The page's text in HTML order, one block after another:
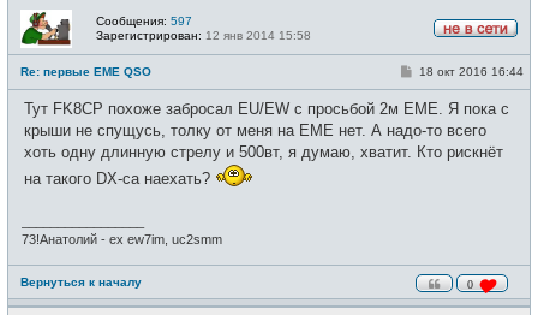
е
в
с
Сообщения: 597
Зарегистрирован: 12 янв 2014 15:58
Re: первые EME QSO
0
С
б
щ
н
18 окт 2016 16:44
Тут FK8CP похоже забросал EU/EW с просьбой 2м ЕМЕ. Я пока с
крыши не спущусь, толку от меня на ЕМЕ нет. А надо-то всего
хоть одну длинную стрелу и 500вт, я думаю, хватит. Кто рискнёт
на такого DX-са наехать?
73!Анатолий - ex ew7im, uc2smm
Вернуться к началу